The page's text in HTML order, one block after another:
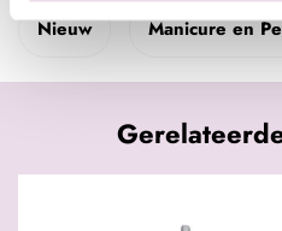
Nieuw Manicure en